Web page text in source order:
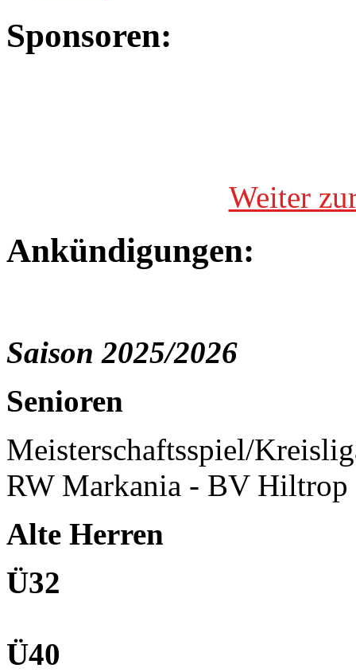
Sponsoren:
Weiter
Ankündigungen:
Saison 2025/2026
Senioren
Meisterschaftsspiel/
RW Markania - BV
Alte Herren
Ü32
Ü40